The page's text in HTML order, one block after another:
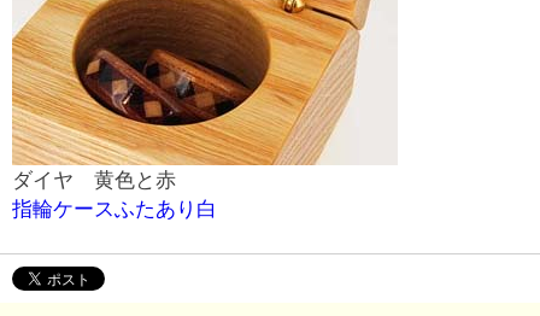
ダイヤ 黄色と赤
指輪ケースふたあり白